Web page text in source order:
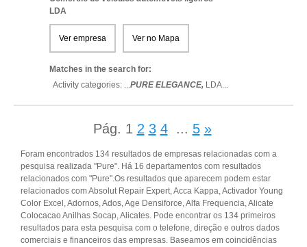
LDA
Ver empresa Ver no Mapa
Matches in the search for:
Activity categories: ...PURE ELEGANCE, LDA...
Pág. 1 2 3 4 ... 5 »
Foram encontrados 134 resultados de empresas relacionadas com a
pesquisa realizada "Pure". Há 16 departamentos com resultados
relacionados com "Pure".Os resultados que aparecem podem estar
relacionados com Absolut Repair Expert, Acca Kappa, Activador Young
Color Excel, Adornos, Ados, Age Densiforce, Alfa Frequencia, Alicate
Colocacao Anilhas Socap, Alicates. Pode encontrar os 134 primeiros
resultados para esta pesquisa com o telefone, direção e outros dados
comerciais e financeiros das empresas. Baseamos em coincidências